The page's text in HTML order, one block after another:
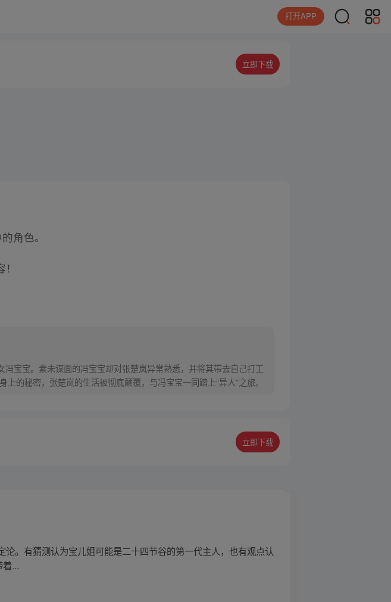
打开APP
立即下载
角色。
宝宝。素未谋面的冯宝宝却对张楚岚异常熟悉，并将其带去自己打工
的秘密，张楚岚的生活被彻底颠覆，与冯宝宝一同踏上“异人”之旅。
立即下载
。有猜测认为宝儿姐可能是二十四节谷的第一代主人，也有观点认
...